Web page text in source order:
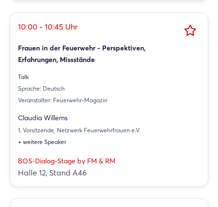
10:00 - 10:45 Uhr
Frauen in der Feuerwehr - Perspektiven,
Erfahrungen, Missstände
Talk
Sprache: Deutsch
Veranstalter: Feuerwehr-Magazin
Claudia Willems
1. Vorsitzende, Netzwerk Feuerwehrfrauen e.V.
+ weitere Speaker
BOS-Dialog-Stage by FM & RM
Halle 12, Stand A46
Jetzt registrieren